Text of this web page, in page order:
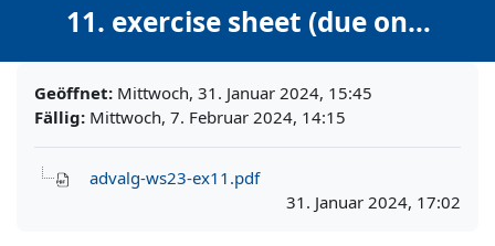
11. exercise sheet (due on
07.02.2024)
Geöffnet: Mittwoch, 31. Januar 2024, 15:45
Fällig: Mittwoch, 7. Februar 2024, 14:15
advalg-ws23-ex11.pdf
31. Januar 2024, 17:02